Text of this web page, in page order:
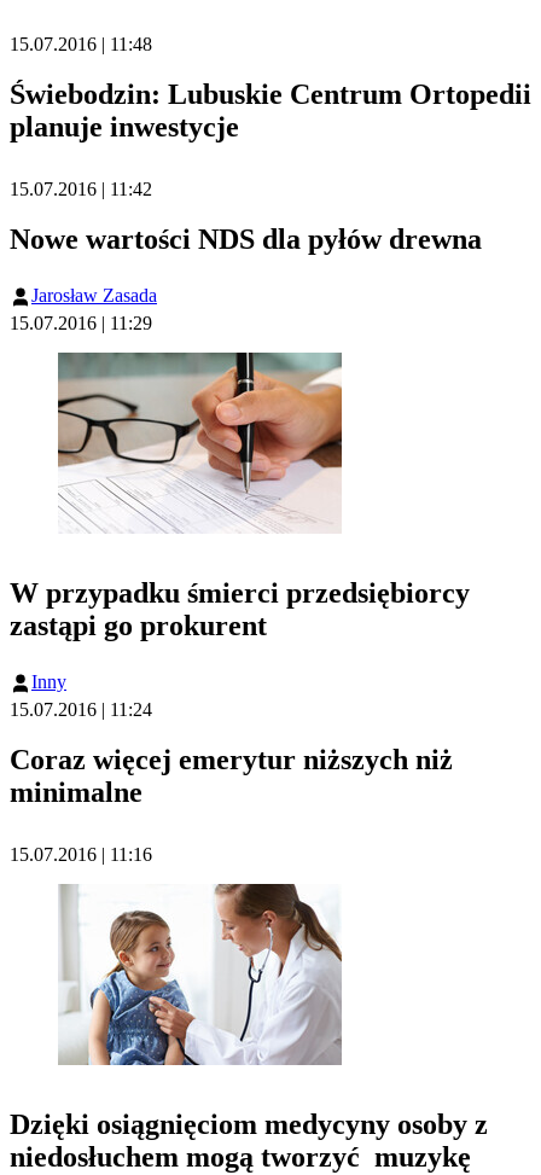
15.07.2016 | 11:48
Świebodzin: Lubuskie Centrum Ortopedii
planuje inwestycje
15.07.2016 | 11:42
Nowe wartości NDS dla pyłów drewna
Jarosław Zasada
15.07.2016 | 11:29
W przypadku śmierci przedsiębiorcy
zastąpi go prokurent
Inny
15.07.2016 | 11:24
Coraz więcej emerytur niższych niż
minimalne
15.07.2016 | 11:16
Dzięki osiągnięciom medycyny osoby z
niedosłuchem mogą tworzyć muzykę